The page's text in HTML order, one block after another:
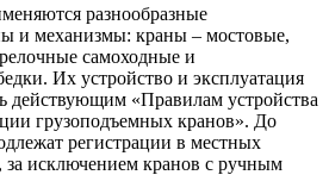
разнообразные
и механизмы: краны – мостовые,
самоходные и
Их устройство и эксплуатация
действующим «Правилам устройства
грузоподъемных кранов». До
регистрации в местных
за исключением кранов с ручным